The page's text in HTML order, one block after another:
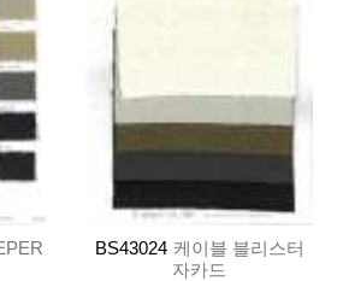
BS43024 케이블 블리스터
자카드